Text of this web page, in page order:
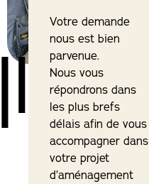
Votre demande
nous est bien
parvenue.
Nous vous
répondrons dans
les plus brefs
délais afin de vous
accompagner dans
votre projet
d’aménagement